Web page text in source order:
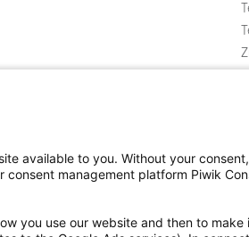
available to you. Without your
management platform Piwik
you use our website and then to